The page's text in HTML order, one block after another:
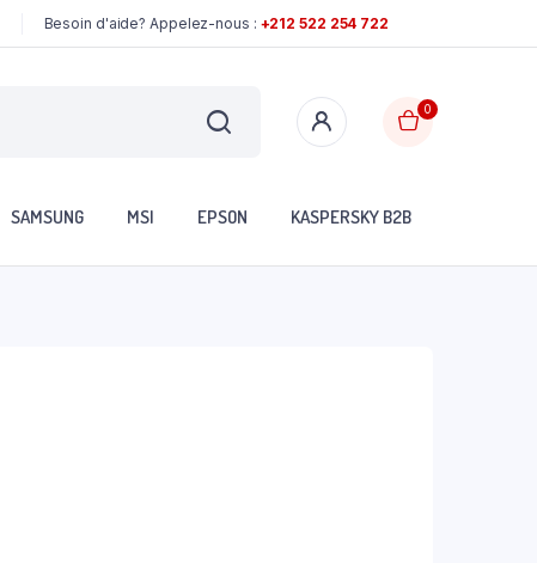
Besoin d'aide? Appelez-nous : +212 522 254 722
0
SAMSUNG MSI EPSON KASPERSKY B2B